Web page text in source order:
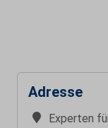
Adresse
Experten